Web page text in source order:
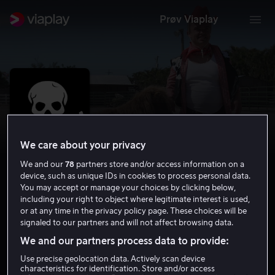
Prøv Viaplay
Jackass 2.5
6.3 Komedie Reality 2007 1 t 1 min 15 år
We care about your privacy
We and our78 partners store and/or access information on a
device, such as unique IDs in cookies to process personal data.
You may accept or manage your choices by clicking below,
including your right to object where legitimate interest is used,
or at any time in the privacy policy page. These choices will be
signaled to our partners and will not affect browsing data.
We and our partners process data to provide:
Use precise geolocation data. Actively scan device
characteristics for identification. Store and/or access